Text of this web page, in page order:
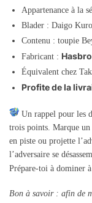
Appartenance à la
Blader : Daigo
Contenu : toupie
Fabricant : Hasbro
Équivalent chez
Profite de la
Un rappel pour les
trois points. Marque un
en piste ou projette
l’adversaire se
Prépare-toi à dominer
Bon à savoir : afin de